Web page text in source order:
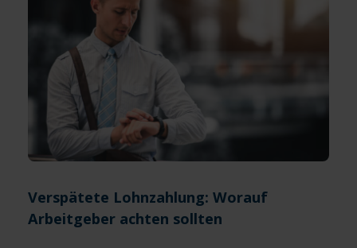
Verspätete Lohnzahlung: Worauf
Arbeitgeber achten sollten